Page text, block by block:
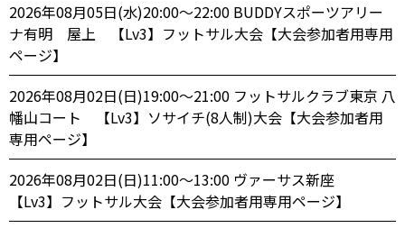
2026年08月05日(水)20:00〜22:00 BUDDYスポーツアリー
ナ有明 屋上 【Lv3】フットサル大会【大会参加者用専用
ページ】
2026年08月02日(日)19:00〜21:00 フットサルクラブ東京 八
幡山コート 【Lv3】ソサイチ(8人制)大会【大会参加者用
専用ページ】
2026年08月02日(日)11:00〜13:00 ヴァーサス新座
【Lv3】フットサル大会【大会参加者用専用ページ】